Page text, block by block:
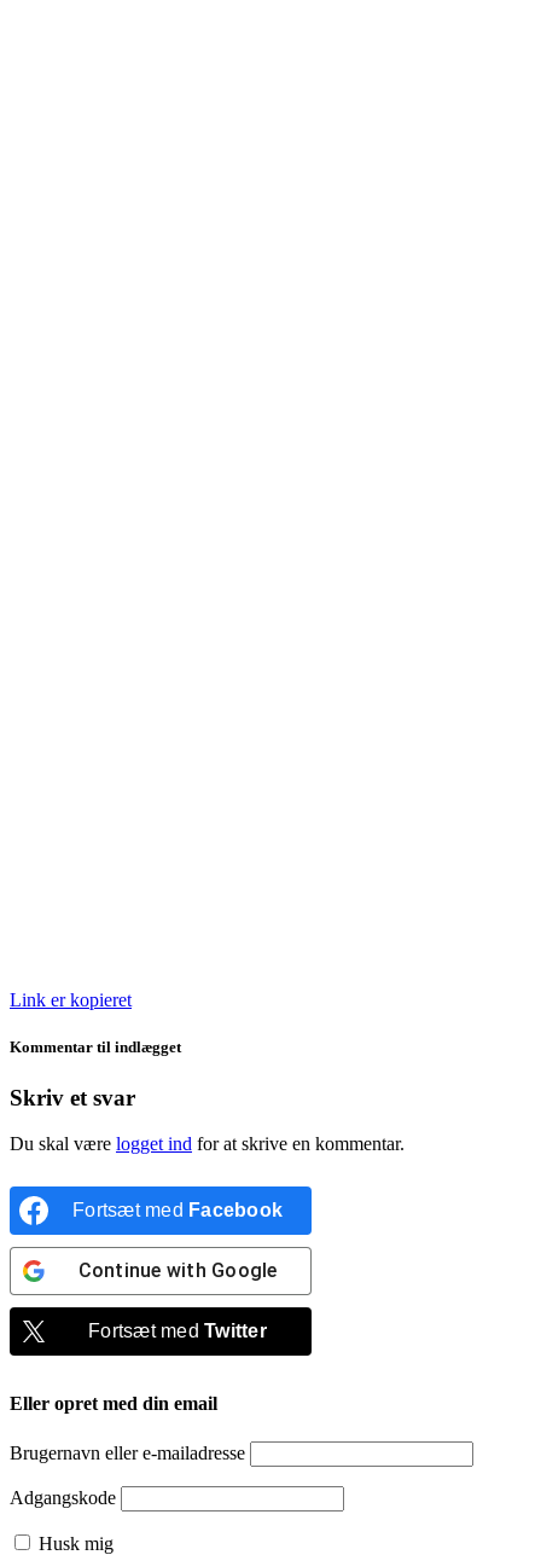
Link er kopieret
Kommentar til indlægget
Skriv et svar
Du skal være logget ind for at skrive en kommentar.
Fortsæt med Facebook
Continue with Google
Fortsæt medTwitter
Eller opret med din email
Brugernavn eller e-mailadresse
Adgangskode
Husk mig